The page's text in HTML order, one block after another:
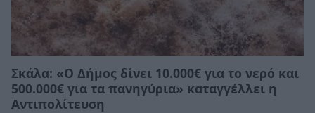
Σκάλα: «Ο Δήμος δίνει 10.000€ για το νερό και
500.000€ για τα πανηγύρια» καταγγέλλει η
Αντιπολίτευση